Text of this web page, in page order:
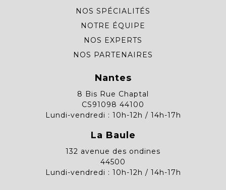
NOS SPÉCIALITÉS
NOTRE ÉQUIPE
NOS EXPERTS
NOS PARTENAIRES
Nantes
8 Bis Rue Chaptal
CS91098 44100
Lundi-vendredi : 10h-12h / 14h-17h
La Baule
132 avenue des ondines
44500
Lundi-vendredi : 10h-12h / 14h-17h